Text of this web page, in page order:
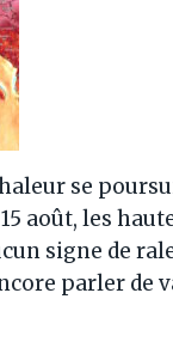
se
août, les
signe de
parler de